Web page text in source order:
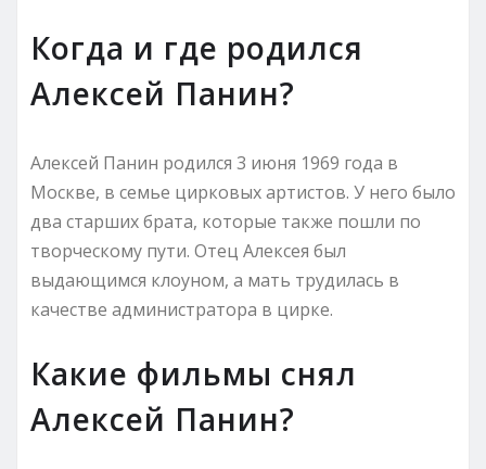
Когда и где родился
Алексей Панин?
Алексей Панин родился 3 июня 1969 года в
Москве, в семье цирковых артистов. У него было
два старших брата, которые также пошли по
творческому пути. Отец Алексея был
выдающимся клоуном, а мать трудилась в
качестве администратора в цирке.
Какие фильмы снял
Алексей Панин?